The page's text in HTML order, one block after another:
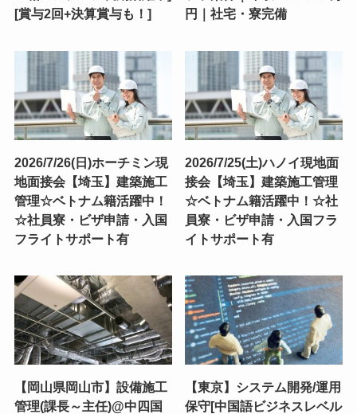
[賞与2回+決算賞与も！]
円｜社宅・寮完備
2026/7/26(日)ホーチミン現
地面接会【埼玉】建築施工
管理☆ベトナム籍活躍中！
☆社員寮・ビザ申請・入国
フライトサポート有
2026/7/25(土)ハノイ現地面
接会【埼玉】建築施工管理
☆ベトナム籍活躍中！☆社
員寮・ビザ申請・入国フラ
イトサポート有
【岡山県岡山市】設備施工
管理(課長～主任)@中四国
【東京】システム開発/運用
保守[中国語ビジネスレベル